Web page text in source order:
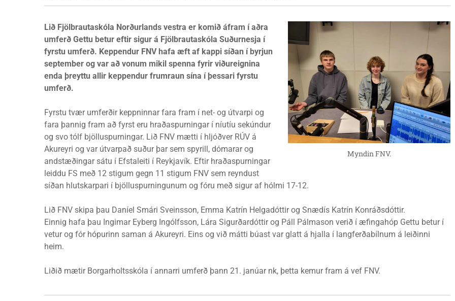
Myndin FNV.
Lið Fjölbrautaskóla Norðurlands vestra er komið áfram í aðra
umferð Gettu betur eftir sigur á Fjölbrautaskóla Suðurnesja í
fyrstu umferð. Keppendur FNV hafa æft af kappi síðan í byrjun
september og var að vonum mikil spenna fyrir viðureignina
enda þreyttu allir keppendur frumraun sína í þessari fyrstu
umferð.
Fyrstu tvær umferðir keppninnar fara fram í net- og útvarpi og
fara þannig fram að fyrst eru hraðaspurningar í níutíu sekúndur
og svo tólf bjölluspurningar. Lið FNV mætti í hljóðver RÚV á
Akureyri og var útvarpað suður þar sem spyrill, dómarar og
andstæðingar sátu í Efstaleiti í Reykjavík. Eftir hraðaspurningar
leiddu FS með 12 stigum gegn 11 stigum FNV sem reyndust
síðan hlutskarpari í bjölluspurningunum og fóru með sigur af hólmi 17-12.
Lið FNV skipa þau Daníel Smári Sveinsson, Emma Katrín Helgadóttir og Snædís Katrín Konráðsdóttir.
Einnig hafa þau Ingimar Eyberg Ingólfsson, Lára Sigurðardóttir og Páll Pálmason verið í æfingahóp Gettu betur í
vetur og fór hópurinn saman á Akureyri. Eins og við mátti búast var glatt á hjalla í langferðabílnum á leiðinni
heim.
Liðið mætir Borgarholtsskóla í annarri umferð þann 21. janúar nk, þetta kemur fram á vef FNV.